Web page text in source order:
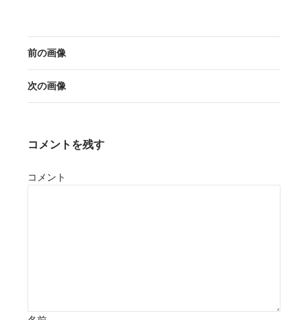
前の画像
次の画像
コメントを残す
コメント